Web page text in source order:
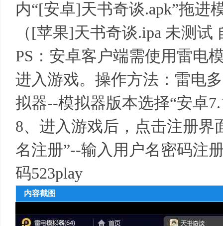
内“[安卓]天书奇谈.apk”拖进
（[苹果]天书奇谈.ipa 未测试
PS：安卓客户端需使用雷电
进入游戏。操作方法：雷电
拟器--模拟器版本选择“安卓
8、进入游戏后，点击注册界
名注册”--输入用户名密码注
码523play
内容截图